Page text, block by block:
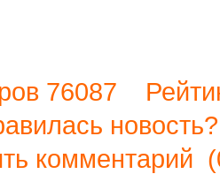
76087
комментарий